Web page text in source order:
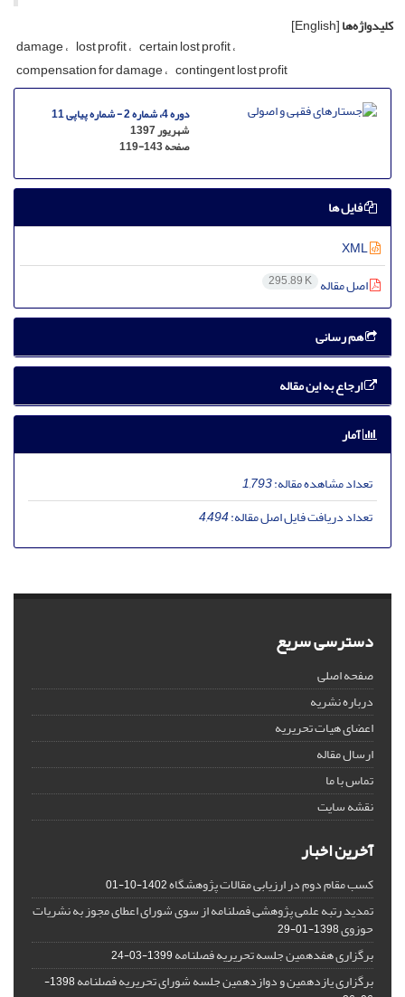
کلیدواژه‌ها[English]
damage lost profit certain lost profit
compensation for damage contingent lost profit
دوره 4، شماره 2 - شماره پیاپی 11
شهریور 1397
صفحه119-143
فایل ها
اصل مقاله 295.89 K
هم رسانی
ارجاع به این مقاله
آمار
تعداد مشاهده مقاله:1,793
تعداد دریافت فایل اصل مقاله:4,494
دسترسی سریع
صفحه اصلی
درباره نشریه
اعضای هیات تحریریه
ارسال مقاله
تماس با ما
نقشه سایت
آخرین اخبار
کسب مقام دوم در ارزیابی مقالات پژوهشگاه1402-10-01
تمدید رتبه علمی پژوهشی فصلنامه از سوی شورای اعطای مجوز به نشریات
حوزوی1398-01-29
برگزاری هفدهمین جلسه تحریریه فصلنامه1399-03-24
برگزاری یازدهمین و دوازدهمین جلسه شورای تحریریه فصلنامه
1398-